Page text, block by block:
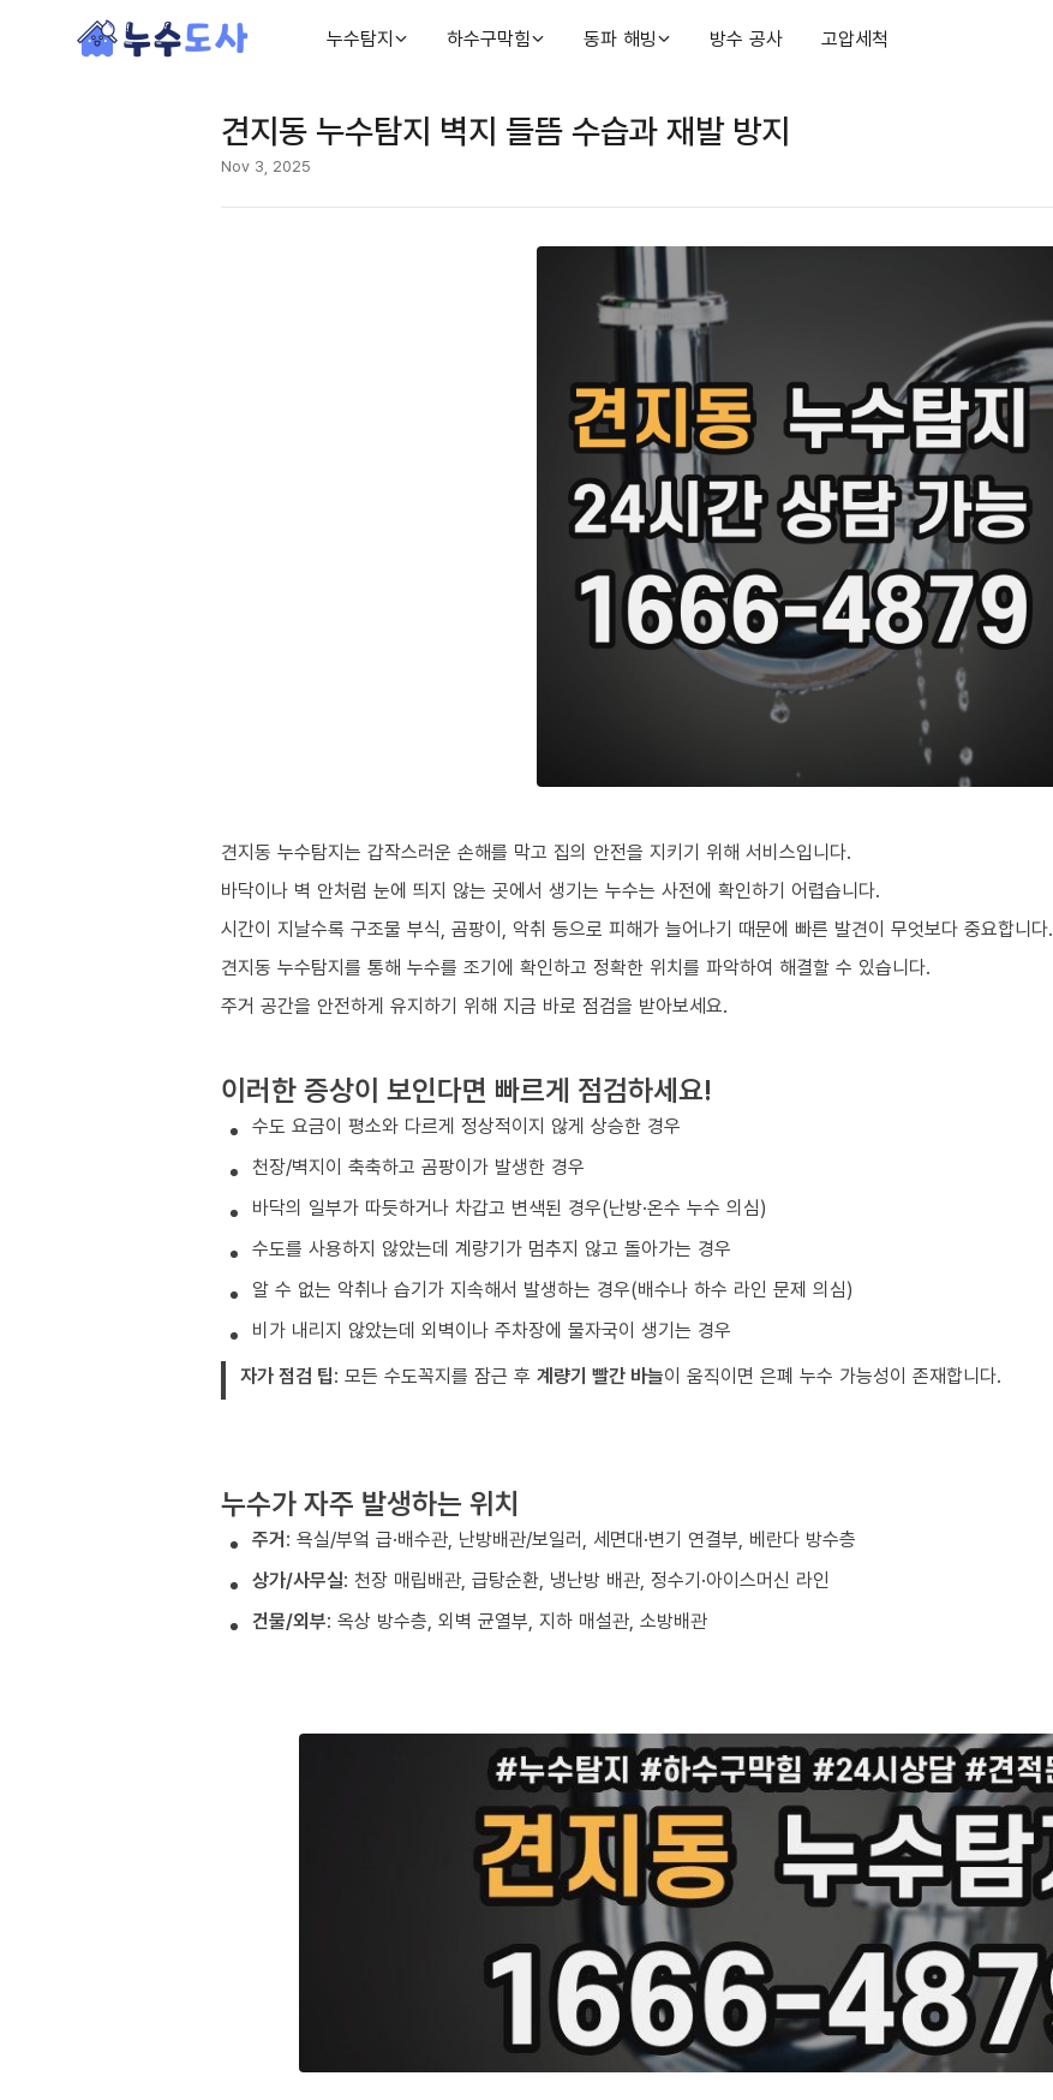
누수탐지 하수구막힘 동파 해빙 방수 공사 고압세척
견지동 누수탐지 벽지 들뜸 수습과 재발 방지
Nov 3, 2025
견지동 누수탐지는 갑작스러운 손해를 막고 집의 안전을 지키기 위해 서비스입니다.
바닥이나 벽 안처럼 눈에 띄지 않는 곳에서 생기는 누수는 사전에 확인하기 어렵습니다.
시간이 지날수록 구조물 부식, 곰팡이, 악취 등으로 피해가 늘어나기 때문에 빠른 발견이 무엇보다 중요합니다.
견지동 누수탐지를 통해 누수를 조기에 확인하고 정확한 위치를 파악하여 해결할 수 있습니다.
주거 공간을 안전하게 유지하기 위해 지금 바로 점검을 받아보세요.
이러한 증상이 보인다면 빠르게 점검하세요!
수도 요금이 평소와 다르게 정상적이지 않게 상승한 경우
천장/벽지이 축축하고 곰팡이가 발생한 경우
바닥의 일부가 따듯하거나 차갑고 변색된 경우(난방·온수 누수 의심)
수도를 사용하지 않았는데 계량기가 멈추지 않고 돌아가는 경우
알 수 없는 악취나 습기가 지속해서 발생하는 경우(배수나 하수 라인 문제 의심)
비가 내리지 않았는데 외벽이나 주차장에 물자국이 생기는 경우
자가 점검 팁: 모든 수도꼭지를 잠근 후 계량기 빨간 바늘이 움직이면 은폐 누수 가능성이 존재합니다.
누수가 자주 발생하는 위치
주거: 욕실/부엌 급·배수관, 난방배관/보일러, 세면대·변기 연결부, 베란다 방수층
상가/사무실: 천장 매립배관, 급탕순환, 냉난방 배관, 정수기·아이스머신 라인
건물/외부: 옥상 방수층, 외벽 균열부, 지하 매설관, 소방배관